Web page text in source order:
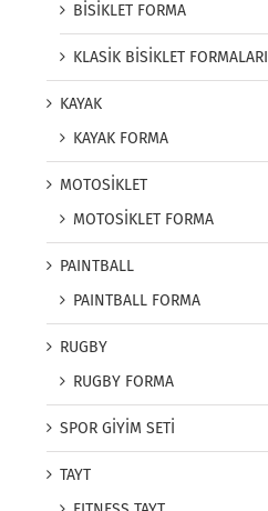
BİSİKLET FORMA
KLASİK BİSİKLET FORMALARI
KAYAK
KAYAK FORMA
MOTOSİKLET
MOTOSİKLET FORMA
PAINTBALL
PAINTBALL FORMA
RUGBY
RUGBY FORMA
SPOR GİYİM SETİ
TAYT